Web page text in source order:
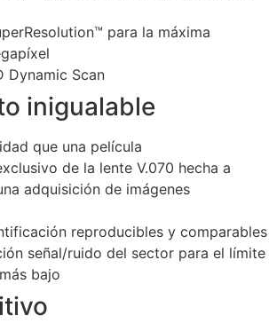
para la máxima
Dynamic Scan
inigualable
que una película
de la lente V.070 hecha a
adquisición de imágenes
reproducibles y comparables
señal/ruido del sector para el límite
bajo